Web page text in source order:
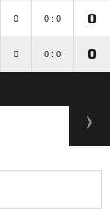
0 0 : 0 0
0 0 : 0 0